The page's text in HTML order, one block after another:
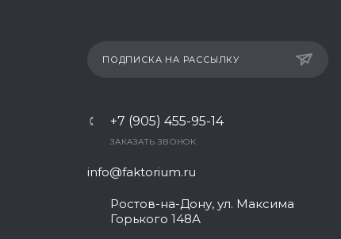
ПОДПИСКА НА РАССЫЛКУ
+7 (905) 455-95-14
ЗАКАЗАТЬ ЗВОНОК
info@faktorium.ru
Ростов-на-Дону, ул. Максима
Горького 148А